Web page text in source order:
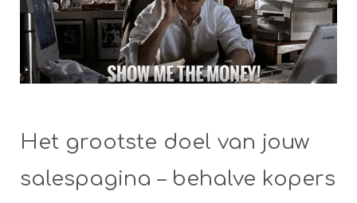
Het grootste doel van jouw
salespagina – behalve kopers